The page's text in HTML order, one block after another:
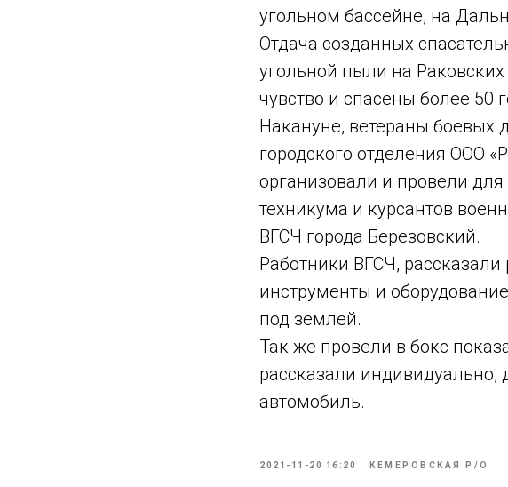
угольном бассейне, на
Отдача созданных
угольной пыли на
чувство и спасены более 50
Накануне, ветераны боевых
городского отделения ООО
организовали и провели
техникума и курсантов
ВГСЧ города Березовский.
Работники ВГСЧ,
инструменты и
под землей.
Так же провели в бокс
рассказали
автомобиль.
2021-11-20 16:20 КЕМЕРОВСКАЯ P/O